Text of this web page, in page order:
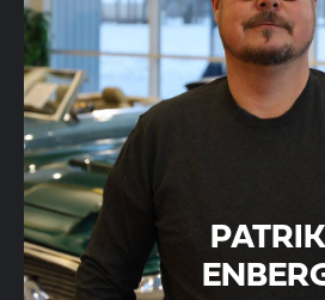
PATRIK